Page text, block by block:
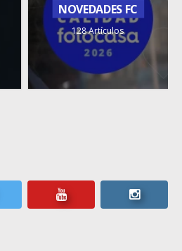
NOVEDADES FC
128 Artículos